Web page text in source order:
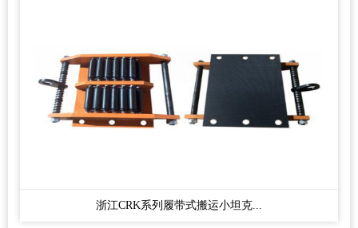
浙江CRK系列履带式搬运小坦克...